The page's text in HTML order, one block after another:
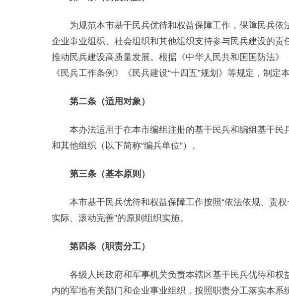
为规范本市基干民兵优待和权益保障工作，保障民兵依
企业事业组织、社会组织和其他组织支持参与民兵建设的责
推动民兵建设高质量发展。根据《中华人民共和国国防法》
《民兵工作条例》《民兵建设“十四五”规划》等规定，制定本
第二条（适用对象）
本办法适用于在本市编组注册的基干民兵和编组基干民
和其他组织（以下简称“编兵单位”）。
第三条（基本原则）
本市基干民兵优待和权益保障工作按照“依法依规、责权
实际、滚动完善”的原则组织实施。
第四条（职责分工）
各级人民政府和军事机关负责本辖区基干民兵优待和权
内的军地有关部门和企业事业组织，按照职责分工落实本系